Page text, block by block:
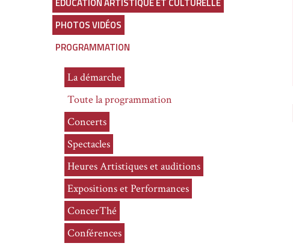
PHOTOS VIDÉOS
PROGRAMMATION
La démarche
Toute la programmation
Concerts
Spectacles
Heures Artistiques et auditions
Expositions et Performances
ConcerThé
Conférences